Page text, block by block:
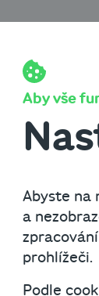
Pro
a
Aby vše
Abyste na
a
prohlížeči.
Podle